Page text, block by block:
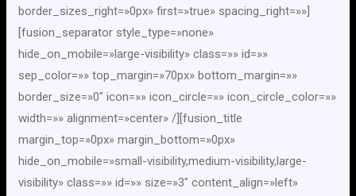
border_sizes_right=»0px» first=»true» spacing_right=»»]
[fusion_separator style_type=»none»
hide_on_mobile=»large-visibility» class=»» id=»»
sep_color=»» top_margin=»70px» bottom_margin=»»
border_size=»0″ icon=»» icon_circle=»» icon_circle_color=»»
width=»» alignment=»center» /][fusion_title
margin_top=»0px» margin_bottom=»0px»
hide_on_mobile=»small-visibility,medium-visibility,large-
visibility» class=»» id=»» size=»3″ content_align=»left»